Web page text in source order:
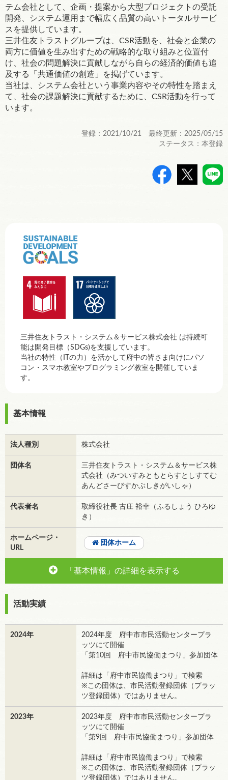
テム会社として、企画・提案から大型プロジェクトの受託
開発、システム運用まで幅広く品質の高いトータルサービ
スを提供しています。
三井住友トラストグループは、CSR活動を、社会と企業の
両方に価値を生み出すための戦略的な取り組みと位置付
け、社会の問題解決に貢献しながら自らの経済的価値も追
及する「共通価値の創造」を掲げています。
当社は、システム会社という事業内容やその特性を踏まえ
て、社会の課題解決に貢献するために、CSR活動を行って
います。
登録：2021/10/21 最終更新：2025/05/15
ステータス：本登録
三井住友トラスト・システム＆サービス株式会社 は持続可
能は開発目標（SDGs)を支援しています。
当社の特性（ITの力）を活かして府中の皆さま向けにパソ
コン・スマホ教室やプログラミング教室を開催していま
す。
基本情報
法人種別 株式会社
団体名
三井住友トラスト・システム＆サービス株
式会社（みついすみともとらすとしすてむ
あんどさーびすかぶしきがいしゃ）
代表者名
取締役社長 古庄 裕幸（ふるしょう ひろゆ
き）
ホームページ・
URL
団体ホーム
「基本情報」の詳細を表示する
活動実績
2024年
2024年度 府中市市民活動センタープラ
ッツにて開催
「第10回 府中市民協働まつり」参加団体
詳細は「府中市民協働まつり」で検索
※この団体は、市民活動登録団体（プラッ
ツ登録団体）ではありません。
2023年
2023年度 府中市市民活動センタープラ
ッツにて開催
「第9回 府中市民協働まつり」参加団体
詳細は「府中市民協働まつり」で検索
※この団体は、市民活動登録団体（プラッ
ツ登録団体）ではありません。